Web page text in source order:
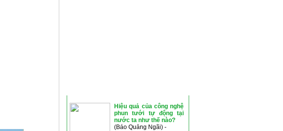
Hiệu quả của công nghệ
phun tưới tự động tại
nước ta như thế nào?
(Báo Quảng Ngãi) -